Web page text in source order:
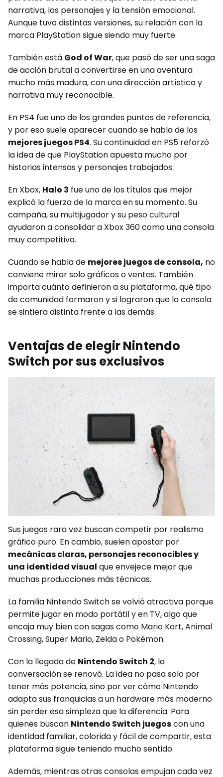
narrativa, los personajes y la tensión emocional.
Aunque tuvo distintas versiones, su relación con la
marca PlayStation sigue siendo muy fuerte.
También está God of War, que pasó de ser una saga
de acción brutal a convertirse en una aventura
mucho más madura, con una dirección artística y
narrativa muy reconocible.
En PS4 fue uno de los grandes puntos de referencia,
y por eso suele aparecer cuando se habla de los
mejores juegos PS4. Su continuidad en PS5 reforzó
la idea de que PlayStation apuesta mucho por
historias intensas y personajes trabajados.
En Xbox, Halo 3 fue uno de los títulos que mejor
explicó la fuerza de la marca en su momento. Su
campaña, su multijugador y su peso cultural
ayudaron a consolidar a Xbox 360 como una consola
muy competitiva.
Cuando se habla de mejores juegos de consola, no
conviene mirar solo gráficos o ventas. También
importa cuánto definieron a su plataforma, qué tipo
de comunidad formaron y si lograron que la consola
se sintiera distinta frente a las demás.
Ventajas de elegir Nintendo
Switch por sus exclusivos
Sus juegos rara vez buscan competir por realismo
gráfico puro. En cambio, suelen apostar por
mecánicas claras, personajes reconocibles y
una identidad visual que envejece mejor que
muchas producciones más técnicas.
La familia Nintendo Switch se volvió atractiva porque
permite jugar en modo portátil y en TV, algo que
encaja muy bien con sagas como Mario Kart, Animal
Crossing, Super Mario, Zelda o Pokémon.
Con la llegada de Nintendo Switch 2, la
conversación se renovó. La idea no pasa solo por
tener más potencia, sino por ver cómo Nintendo
adapta sus franquicias a un hardware más moderno
sin perder esa simpleza que la diferencia. Para
quienes buscan Nintendo Switch juegoscon una
identidad familiar, colorida y fácil de compartir, esta
plataforma sigue teniendo mucho sentido.
Además, mientras otras consolas empujan cada vez